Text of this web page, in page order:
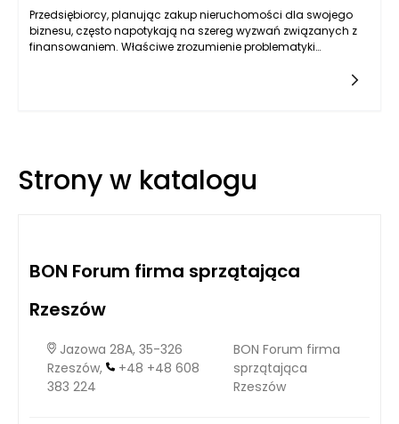
Przedsiębiorcy, planując zakup nieruchomości dla swojego
biznesu, często napotykają na szereg wyzwań związanych z
finansowaniem. Właściwe zrozumienie problematyki
Strony w katalogu
BON Forum firma sprzątająca
Rzeszów
Jazowa 28A, 35-326
Rzeszów,
+48 +48 608
383 224
BON Forum firma
sprzątająca
Rzeszów